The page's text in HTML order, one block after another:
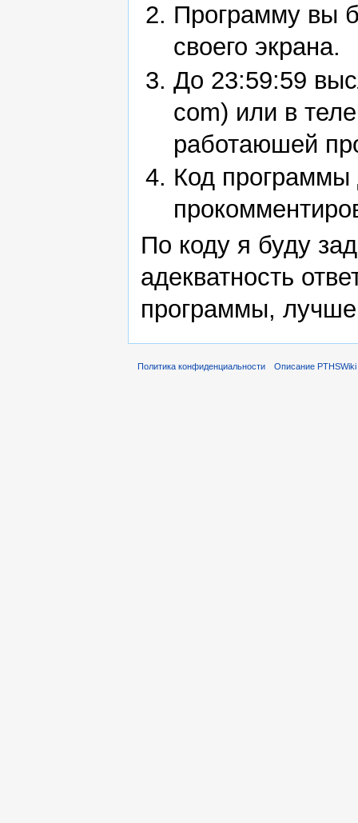
Программу вы
своего экрана.
До 23:59:59
com) или в
работаюшей
Код
По коду я буду
адекватность
программы,
Политика конфиденциальности Описание PTHSWiki